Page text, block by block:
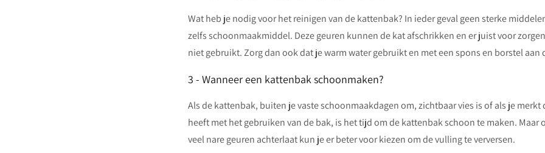
Wat heb je nodig voor het reinigen van de kattenbak? In ieder geval geen sterke
zelfs schoonmaakmiddel. Deze geuren kunnen de kat afschrikken en er juist voor
niet gebruikt. Zorg dan ook dat je warm water gebruikt en met een spons en borstel aan
3 - Wanneer een kattenbak schoonmaken?
Als de kattenbak, buiten je vaste schoonmaakdagen om, zichtbaar vies is of als je merkt
heeft met het gebruiken van de bak, is het tijd om de kattenbak schoon te maken. Maar
veel nare geuren achterlaat kun je er beter voor kiezen om de vulling te verversen.